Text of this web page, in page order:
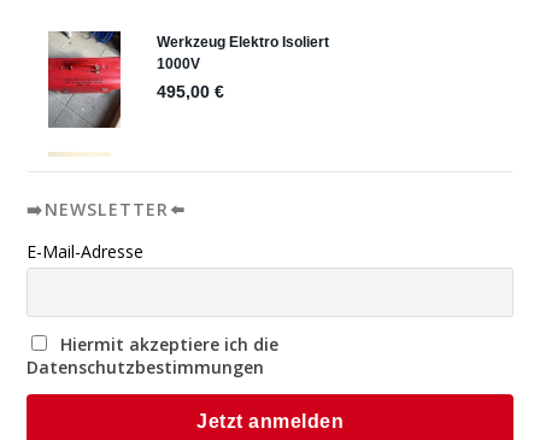
➡️NEWSLETTER⬅️
E-Mail-Adresse
Hiermit akzeptiere ich die
Datenschutzbestimmungen